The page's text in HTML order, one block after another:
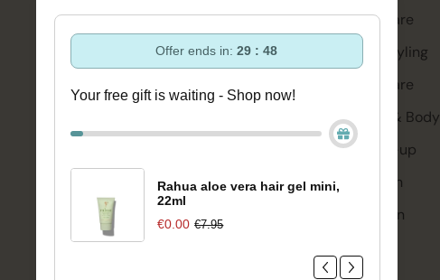
Ondersteuning en advies via:
088-6063800
ma-vr 08:30 - 16:45 uur
Of via onscontactformulier
Haircare
Hairstyling
Skincare
Bath & Body
Make-up
Welzijn
Merken
Offer ends in:29 : 47
Your free gift is waiting - Shop now!
Rahua aloe vera hair gel mini,
22ml
€0.00 €7.95